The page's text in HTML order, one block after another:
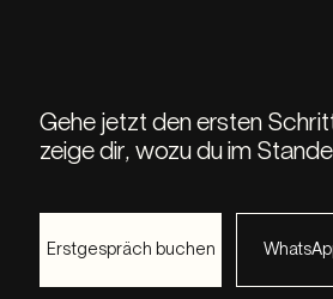
Gehe jetzt den ersten
zeige dir, wozu du im
Erstgespräch buchen